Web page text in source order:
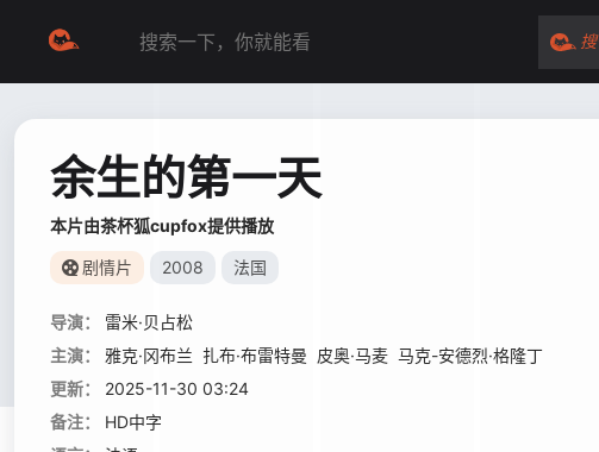
余生的第一天
本片由茶杯狐cupfox提供播放
剧情片 2008 法国
导演：
雷米·贝占松
主演：
雅克·冈布兰 扎布·布雷特曼 皮奥·马麦 马克-安德烈·格隆丁
更新：
2025-11-30 03:24
备注：
HD中字